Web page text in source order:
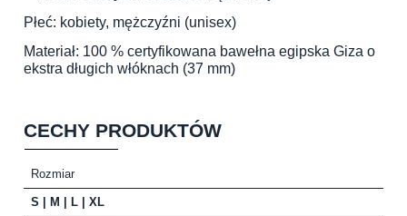
Płeć: kobiety, mężczyźni (unisex)
Materiał: 100 % certyfikowana bawełna egipska Giza o
ekstra długich włóknach (37 mm)
CECHY PRODUKTÓW
Rozmiar
S | M | L | XL